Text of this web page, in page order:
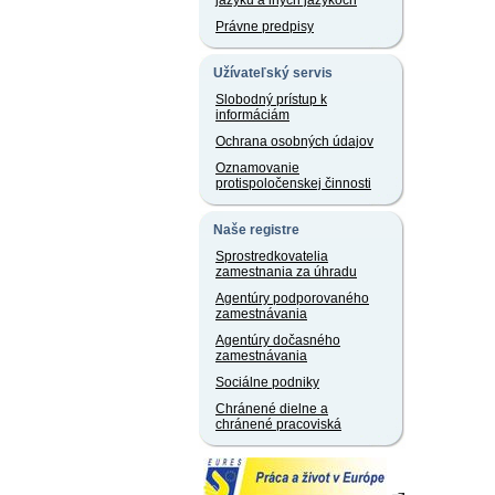
Právne predpisy
Užívateľský servis
Slobodný prístup k
informáciám
Ochrana osobných údajov
Oznamovanie
protispoločenskej činnosti
Naše registre
Sprostredkovatelia
zamestnania za úhradu
Agentúry podporovaného
zamestnávania
Agentúry dočasného
zamestnávania
Sociálne podniky
Chránené dielne a
chránené pracoviská